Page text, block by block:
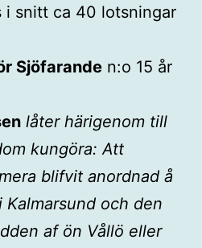
i snitt ca 40 lotsningar
Sjöfarande n:o 15 år
låter härigenom till
kungöra: Att
blifvit anordnad å
Kalmarsund och den
af ön Vållö eller